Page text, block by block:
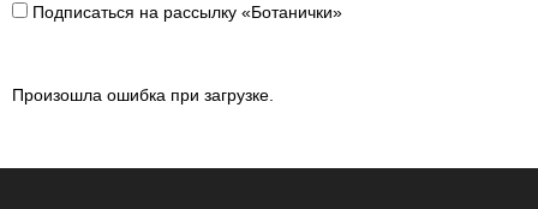
Подписаться на рассылку «Ботанички»
Произошла ошибка при загрузке.